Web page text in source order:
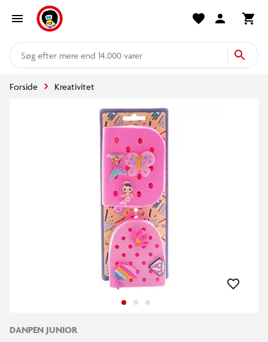
mere end 14.000 varer
Forside Kreativitet
DANPEN JUNIOR